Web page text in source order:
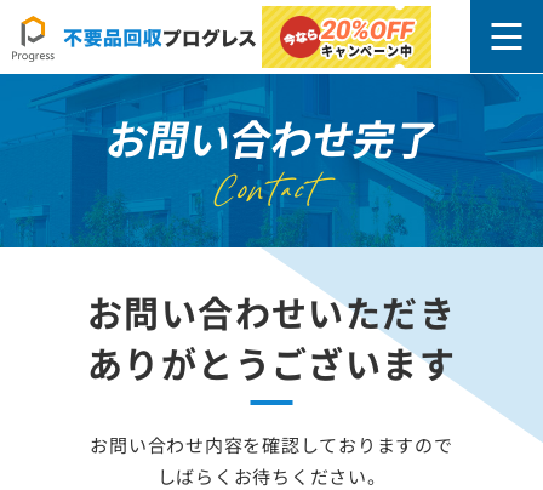
20%OFF
キャンペーン中
お問い合わせ完了
Contact
お問い合わせいただき
ありがとうございます
お問い合わせ内容を確認しておりますので
しばらくお待ちください。